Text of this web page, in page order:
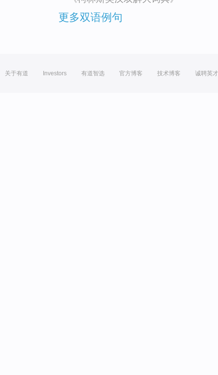
更多双语例句
关于有道 Investors 有道智选 官方博客 技术博客 诚聘英才